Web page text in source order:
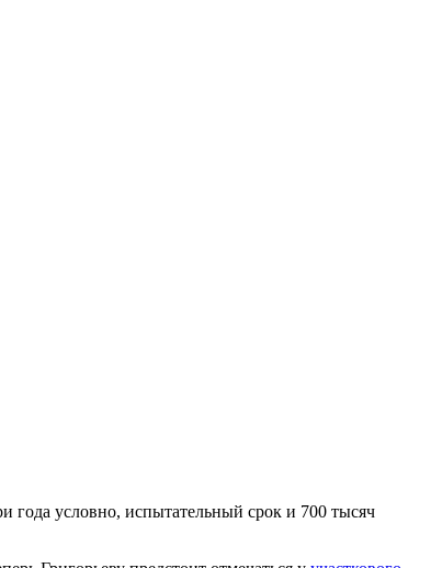
года условно, испытательный срок и 700 тысяч